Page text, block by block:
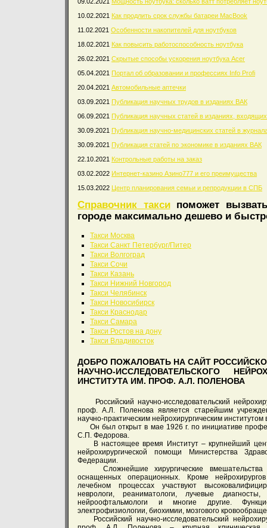
10.02.2021 Как продлить срок службы батареи MacBook
11.02.2021 Особенности накопителей для ноутбуков
18.02.2021 Как повысить работоспособность ноутбука
26.02.2021 Скрытые способы ускорения ноутбука Acer
05.04.2021 Портал об образовании и профессиях Info Profi
20.04.2021 Автомобильные аптечки
03.09.2021 Публикация научных трудов в изданиях ВАК
06.09.2021 Публикация научных статей в изданиях,
30.09.2021 Публикация научно-медицинских статей в
30.09.2021 Публикация статей по экономике в изданиях ВАК
22.10.2021 Контрольные работы на заказ
03.02.2022 Интернет-казино Азино777 и его преимущества
15.03.2022 Центр планирования семьи и репродукции в СПБ
Справочник таксипоможет
городе максимально дешево и
Такси Москва
Такси Санкт Петербург/Питер
Такси Волгоград
Такси Сочи
Такси Казань
Такси Нижний Новгород
Такси Челябинск
Такси Новосибирск
Такси Краснодар
Такси Самара
Такси Ростов на дону
Такси Владивосток
ДОБРО ПОЖАЛОВАТЬ НА САЙТ
НАУЧНО-ИССЛЕДОВАТЕЛЬСКОГО
ИНСТИТУТА ИМ. ПРОФ. А.Л. ПОЛЕНОВА
Российский научно-исследовательский
проф. А.Л. Поленова является старейшим
научно-практическим нейрохирургическим институтом
Он был открыт в мае 1926 г. по инициативе
С.П. Федорова.
В настоящее время Институт – крупнейший
нейрохирургической помощи Министерства
Федерации.
Сложнейшие хирургические вмешательства
оснащенных операционных. Кроме
лечебном процессах участвуют
неврологи, реаниматологи, лучевые
нейроофтальмологи и многие другие.
электрофизиологии, биохимии, мозгового
Российский научно-исследовательский